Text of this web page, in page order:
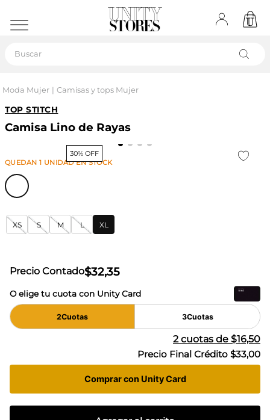
Moda Mujer Camisas y tops Mujer
TOP STITCH
Camisa Lino de Rayas
30% OFF
QUEDAN1 UNIDADEN STOCK
XS S M L XL
Precio Contado$32,35
O elige tu cuota con Unity Card
2Cuotas 3Cuotas
2cuotas de $16,50
Precio Final Crédito $33,00
Comprar con Unity Card